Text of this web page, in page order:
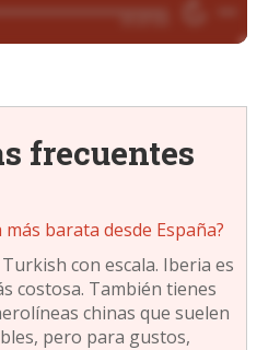
frecuentes
barata desde España?
con escala. Iberia es
costosa. También tienes
chinas que suelen
pero para gustos,